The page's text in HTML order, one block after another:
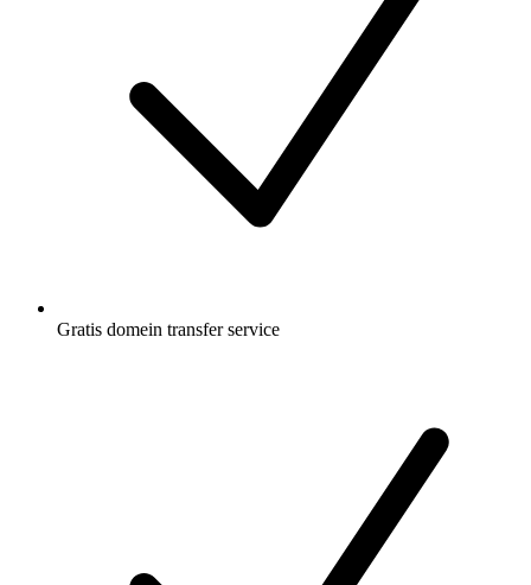
Gratis domein transfer service